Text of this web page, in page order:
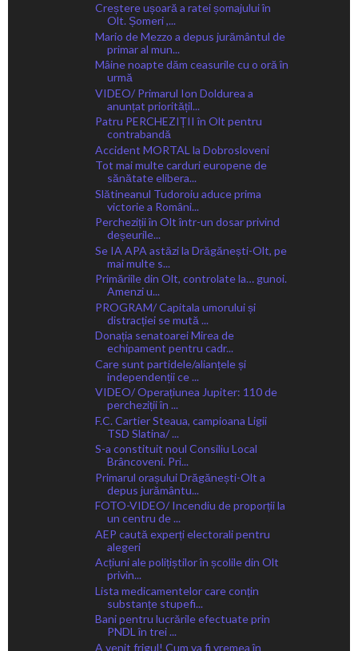
Creștere ușoară a ratei șomajului în
Olt. Șomeri ,...
Mario de Mezzo a depus jurământul de
primar al mun...
Mâine noapte dăm ceasurile cu o oră în
urmă
VIDEO/ Primarul Ion Doldurea a
anunțat prioritățil...
Patru PERCHEZIȚII în Olt pentru
contrabandă
Accident MORTAL la Dobrosloveni
Tot mai multe carduri europene de
sănătate elibera...
Slătineanul Tudoroiu aduce prima
victorie a Români...
Percheziții în Olt într-un dosar privind
deșeurile...
Se IA APA astăzi la Drăgănești-Olt, pe
mai multe s...
Primăriile din Olt, controlate la… gunoi.
Amenzi u...
PROGRAM/ Capitala umorului și
distracției se mută ...
Donația senatoarei Mirea de
echipament pentru cadr...
Care sunt partidele/alianțele și
independenții ce ...
VIDEO/ Operațiunea Jupiter: 110 de
percheziții în ...
F.C. Cartier Steaua, campioana Ligii
TSD Slatina/ ...
S-a constituit noul Consiliu Local
Brâncoveni. Pri...
Primarul orașului Drăgănești-Olt a
depus jurământu...
FOTO-VIDEO/ Incendiu de proporții la
un centru de ...
AEP caută experți electorali pentru
alegeri
Acțiuni ale polițiștilor în școlile din Olt
privin...
Lista medicamentelor care conțin
substanțe stupefi...
Bani pentru lucrările efectuate prin
PNDL în trei ...
A venit frigul! Cum va fi vremea în